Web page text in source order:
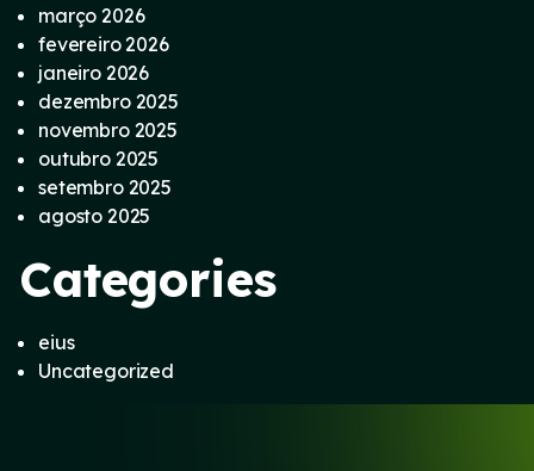
março 2026
fevereiro 2026
janeiro 2026
dezembro 2025
novembro 2025
outubro 2025
setembro 2025
agosto 2025
Categories
eius
Uncategorized